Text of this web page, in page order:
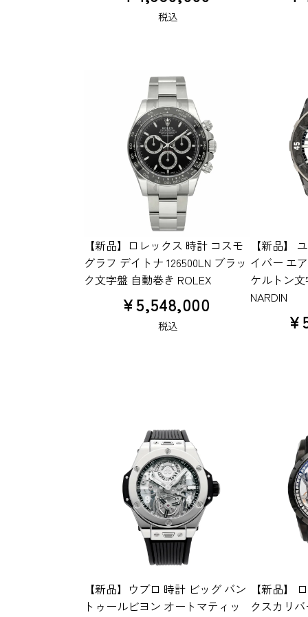
税込
【新品】ロレックス 時計 コスモ
グラフ デイトナ 126500LN ブラッ
ク文字盤 自動巻き ROLEX
¥5,548,000
税込
【新品】
イバー エ
ケルトン文
NARDIN
¥
【新品】ウブロ 時計 ビッグ バン
トゥールビヨン オートマティッ
【新品】
クスカリ